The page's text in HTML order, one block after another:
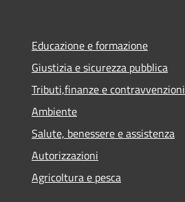
Educazione e formazione
Giustizia e sicurezza pubblica
Tributi,finanze e contravvenzioni
Ambiente
Salute, benessere e assistenza
Autorizzazioni
Agricoltura e pesca